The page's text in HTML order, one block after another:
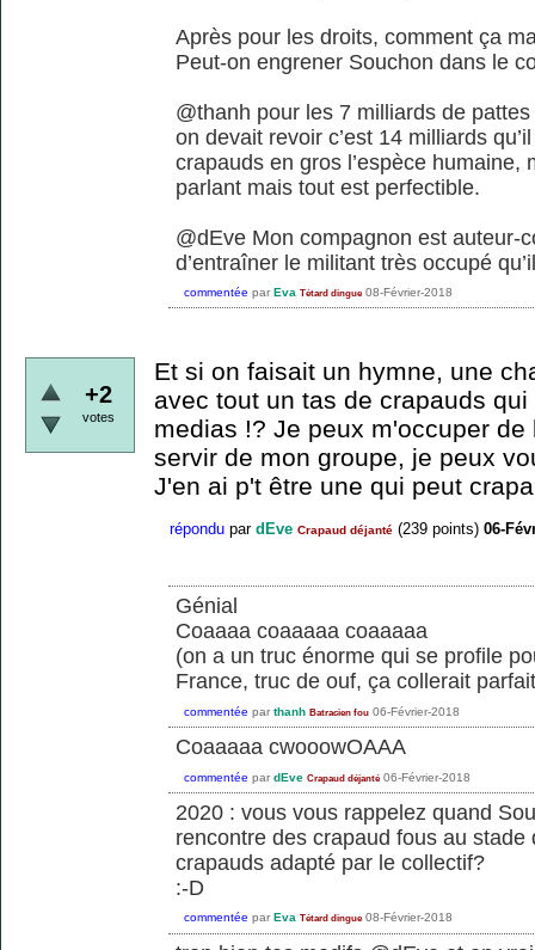
Après pour les droits, comment ça
Peut-on engrener Souchon dans le
@thanh pour les 7 milliards de
on devait revoir c’est 14 milliards
crapauds en gros l’espèce
parlant mais tout est perfectible.
@dEve Mon compagnon est auteur-
d’entraîner le militant très occupé
commentée par Eva Tétard dingue 08-Février-2018
+2
votes
Et si on faisait un hymne, une
avec tout un tas de crapauds
medias !? Je peux m'occuper
servir de mon groupe, je peux
J'en ai p't être une qui peut
répondu par dEve Crapaud déjanté (239 points) 06-
Génial
Coaaaa coaaaaa coaaaaa
(on a un truc énorme qui se profile
France, truc de ouf, ça collerait
commentée par thanh Batracien fou 06-Février-2018
Coaaaaa cwooowOAAA
commentée par dEve Crapaud déjanté 06-Février-2018
2020 : vous vous rappelez quand
rencontre des crapaud fous au
crapauds adapté par le collectif?
:-D
commentée par Eva Tétard dingue 08-Février-2018